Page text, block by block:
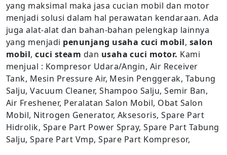
yang maksimal maka jasa cucian mobil dan motor
menjadi solusi dalam hal perawatan kendaraan. Ada
juga alat-alat dan bahan-bahan pelengkap lainnya
yang menjadi penunjang usaha cuci mobil, salon
mobil,cuci steam dan usaha cuci motor. Kami
menjual : Kompresor Udara/Angin, Air Receiver
Tank, Mesin Pressure Air, Mesin Penggerak, Tabung
Salju, Vacuum Cleaner, Shampoo Salju, Semir Ban,
Air Freshener, Peralatan Salon Mobil, Obat Salon
Mobil, Nitrogen Generator, Aksesoris, Spare Part
Hidrolik, Spare Part Power Spray, Spare Part Tabung
Salju, Spare Part Vmp, Spare Part Kompresor,